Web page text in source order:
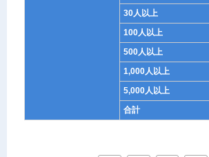
30人以上
100人以上
500人以上
1,000人以上
5,000人以上
合計